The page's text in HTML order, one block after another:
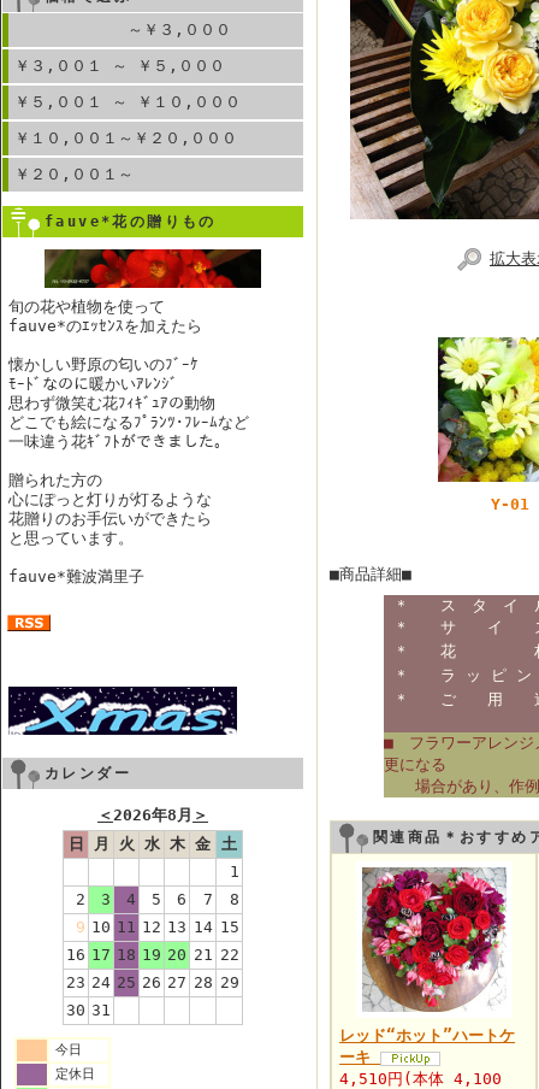
～￥３,０００
￥３,００１ ～ ￥５,０００
￥５,００１ ～ ￥１０,０００
￥１０,００１～￥２０,０００
￥２０,００１～
fauve*花の贈りもの
旬の花や植物を使って
fauve*のｴｯｾﾝｽを加えたら
懐かしい野原の匂いのﾌﾞｰｹ
ﾓｰﾄﾞなのに暖かいｱﾚﾝｼﾞ
思わず微笑む花ﾌｨｷﾞｭｱの動物
どこでも絵になるﾌﾟﾗﾝﾂ･ﾌﾚｰﾑなど
一味違う花ｷﾞﾌﾄができました。
贈られた方の
心にぽっと灯りが灯るような
花贈りのお手伝いができたら
と思っています。
fauve*難波満里子
カレンダー
＜2026年8月 ＞
日
月 火 水 木 金 土
1
2
3 4 5 6 7
8
9 10 11 12 13 14 15
16 17 18 19 20 21 22
23 24 25 26 27 28 29
30 31
今日
定休日
拡大
Y-01
■商品詳細■
＊ ス タ イ
＊ サ イ
＊ 花
＊ ラ ッ ピ ン
＊ ご 用
■ フラワーアレンジ
更になる
場合があり、作例
関連商品＊おすすめ
レッド“ホット”ハートケ
ーキ
4,510円(本体 4,100